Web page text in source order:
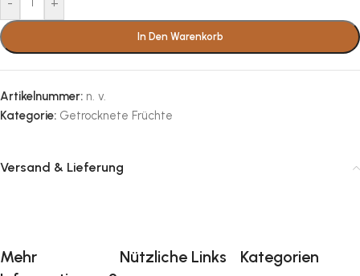
- +
In Den Warenkorb
Artikelnummer: n. v.
Kategorie: Getrocknete Früchte
Versand & Lieferung
Mehr
Nützliche Links Kategorien